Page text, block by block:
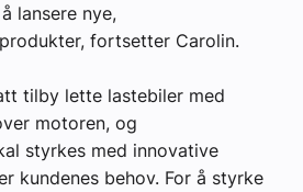
lansere nye,
fortsetter Carolin.
tilby lette lastebiler med
motoren, og
styrkes med innovative
kundenes behov. For å styrke